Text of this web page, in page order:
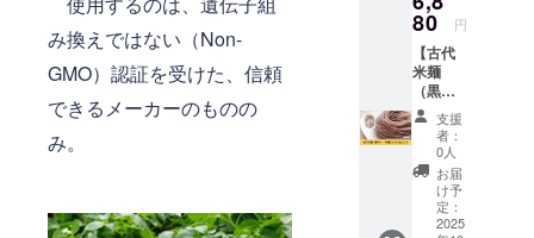
み換えではない（Non-
GMO）認証を受けた、信頼
できるメーカーのものの
み。
さい ・
料：米
（特別
栽培
米、千
葉県柏
産）、
北海道
産 馬鈴
薯でん
リフェ
ノール
が入っ
た健康
志向の
米粉麺
です。
通常の
米粉麺
の更に
モチモ
チ感を
80 円
【古代
米麺
（黒
米）：
中麺3ミ
リ14食
セッ
ト】 古
代米麺
（黒
支援
者：
0人
お届
け予
定：
2025